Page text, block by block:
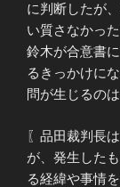
に判断したが
い質さなかっ
鈴木が合意書
るきっかけに
問が生じるのは
〖品田裁判長
が、発生した
る経緯や事情